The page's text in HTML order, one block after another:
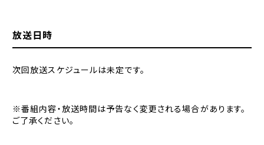
放送日時
次回放送スケジュールは未定です。
※番組内容・放送時間は予告なく変更される場合があります。
ご了承ください。